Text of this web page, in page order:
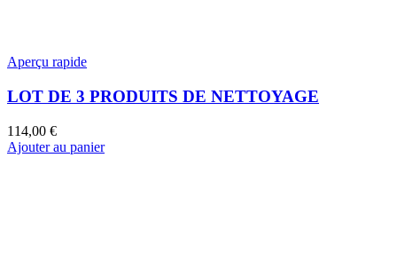
Aperçu rapide
LOT DE 3 PRODUITS DE NETTOYAGE
114,00 €
Ajouter au panier